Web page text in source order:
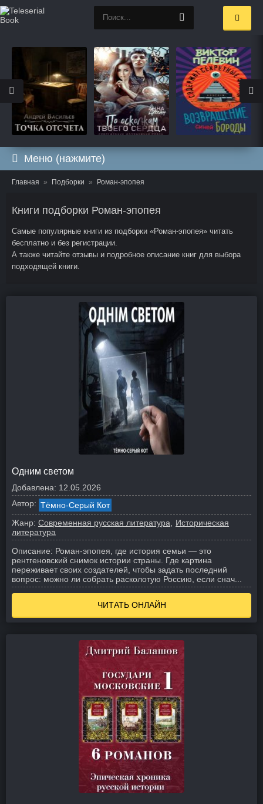
Меню (нажмите)
Главная Подборки Роман-эпопея
Книги подборки Роман-эпопея
Самые популярные книги из подборки «Роман-эпопея» читать
бесплатно и без регистрации.
А также читайте отзывы и подробное описание книг для выбора
подходящей книги.
Одним светом
Добавлена: 12.05.2026
Автор: Тёмно-Серый Кот
Жанр: Современная русская литература
Историческая
литература
Описание: Роман-эпопея, где история семьи — это
рентгеновский снимок истории страны. Где картина
переживает своих создателей, чтобы задать последний
вопрос: можно ли собрать расколотую Россию, если снач...
ЧИТАТЬ ОНЛАЙН